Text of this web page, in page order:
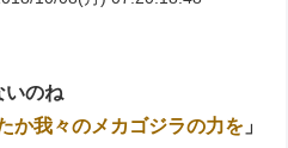
いのね
か我々のメカゴジラの力を 」